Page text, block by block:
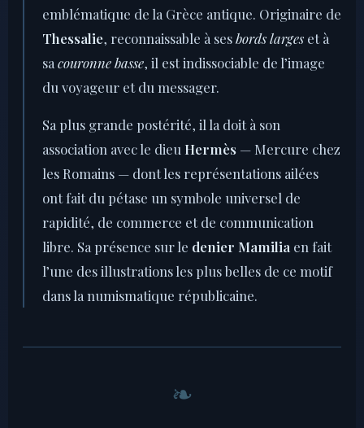
emblématique de la Grèce antique. Originaire de
Thessalie, reconnaissable à sesbords larges et à
sa couronne basse, il est indissociable de l’image
du voyageur et du messager.
Sa plus grande postérité, il la doit à son
association avec le dieu Hermès — Mercure chez
les Romains — dont les représentations ailées
ont fait du pétase un symbole universel de
rapidité, de commerce et de communication
libre. Sa présence sur le denier Mamilia en fait
l’une des illustrations les plus belles de ce motif
dans la numismatique républicaine.